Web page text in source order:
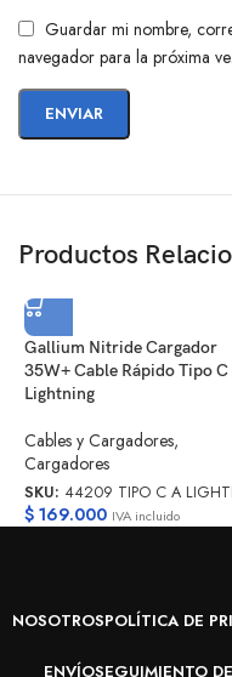
Guardar mi nombre,
navegador para la próxima
Productos
Gallium Nitride Cargador
35W+ Cable Rápido Tipo C
Lightning
Cables y Cargadores,
Cargadores
SKU: 44209 TIPO C A
$ 169.000 IVA incluido
NOSOTROSPOLÍTICA DE
ENVÍOSEGUIMIENTO